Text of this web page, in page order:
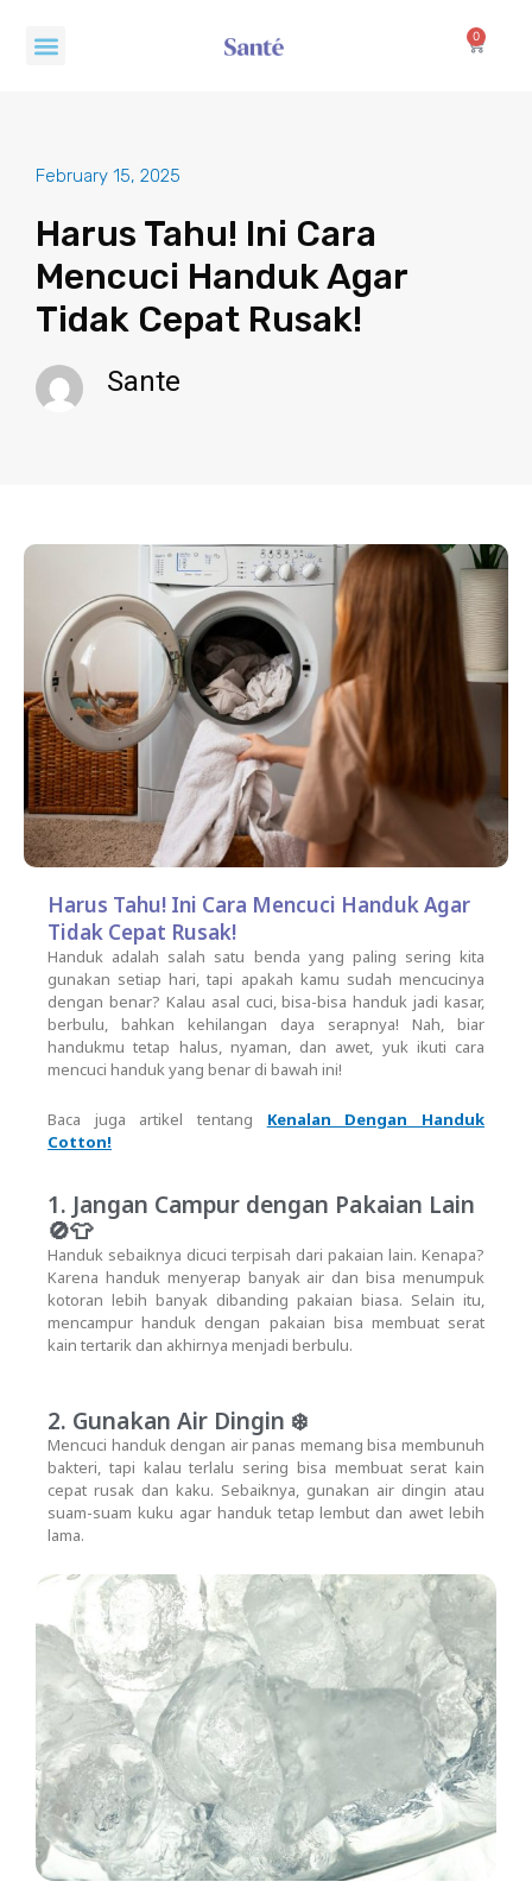
Menu 0 Cart
February 15, 2025
Harus Tahu! Ini Cara
Mencuci Handuk Agar
Tidak Cepat Rusak!
Sante
Harus Tahu! Ini Cara Mencuci Handuk Agar
Tidak Cepat Rusak!
Handuk adalah salah satu benda yang paling sering kita
gunakan setiap hari, tapi apakah kamu sudah mencucinya
dengan benar? Kalau asal cuci, bisa-bisa handuk jadi kasar,
berbulu, bahkan kehilangan daya serapnya! Nah, biar
handukmu tetap halus, nyaman, dan awet, yuk ikuti cara
mencuci handuk yang benar di bawah ini!
Baca juga artikel tentang Kenalan Dengan Handuk
Cotton!
1. Jangan Campur dengan Pakaian Lain
🚫👕
Handuk sebaiknya dicuci terpisah dari pakaian lain. Kenapa?
Karena handuk menyerap banyak air dan bisa menumpuk
kotoran lebih banyak dibanding pakaian biasa. Selain itu,
mencampur handuk dengan pakaian bisa membuat serat
kain tertarik dan akhirnya menjadi berbulu.
2. Gunakan Air Dingin ❄️
Mencuci handuk dengan air panas memang bisa membunuh
bakteri, tapi kalau terlalu sering bisa membuat serat kain
cepat rusak dan kaku. Sebaiknya, gunakan air dingin atau
suam-suam kuku agar handuk tetap lembut dan awet lebih
lama.